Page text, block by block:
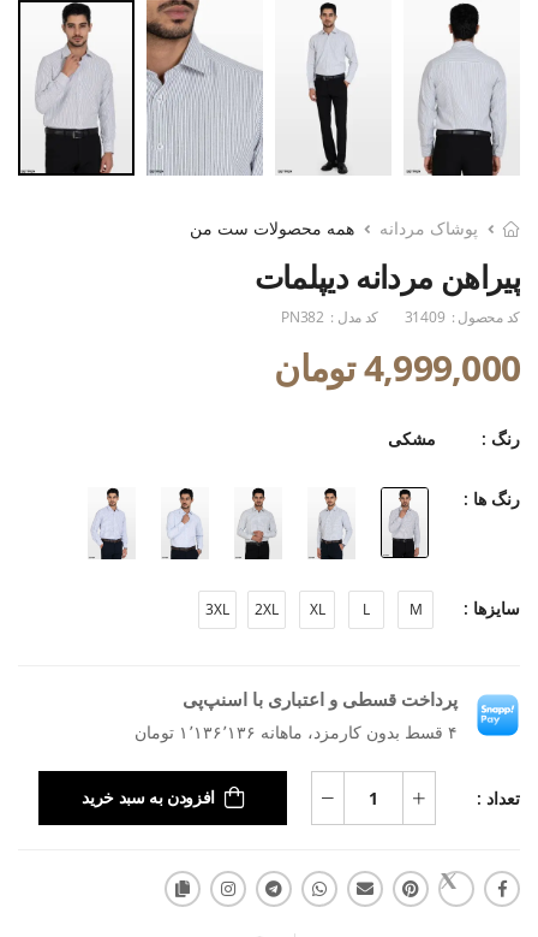
پوشاک مردانه همه محصولات ست من
پیراهن مردانه دیپلمات
کد محصول : 31409 کد مدل : PN382
4,999,000 تومان
رنگ : مشکی
رنگ ها :
سایزها : M
L
XL
2XL
3XL
پرداخت قسطی و اعتباری با اسنپ‌پی
۴ قسط بدون کارمزد، ماهانه ۱٬۱۳۶٬۱۳۶ تومان
تعداد : افزودن به سبد خرید